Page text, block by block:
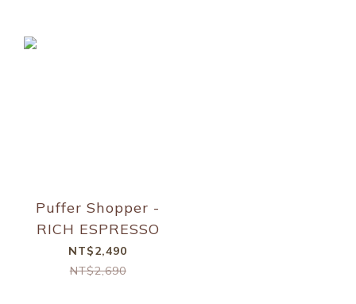
Puffer Shopper -
RICH ESPRESSO
NT$2,490
NT$2,690